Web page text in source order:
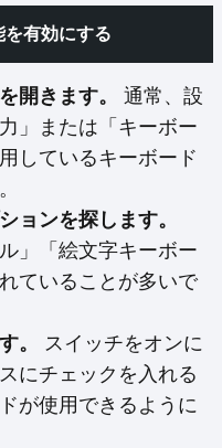
有効にする
開きます。
通常、設
」または「キーボー
しているキーボード
ョンを探します。
」「絵文字キーボー
ていることが多いで
。
スイッチをオンに
にチェックを入れる
が使用できるように